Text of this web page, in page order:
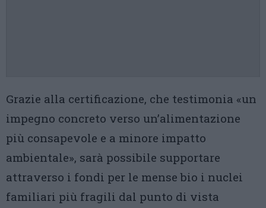
Grazie alla certificazione, che testimonia «un
impegno concreto verso un’alimentazione
più consapevole e a minore impatto
ambientale», sarà possibile supportare
attraverso i fondi per le mense bio i nuclei
familiari più fragili dal punto di vista